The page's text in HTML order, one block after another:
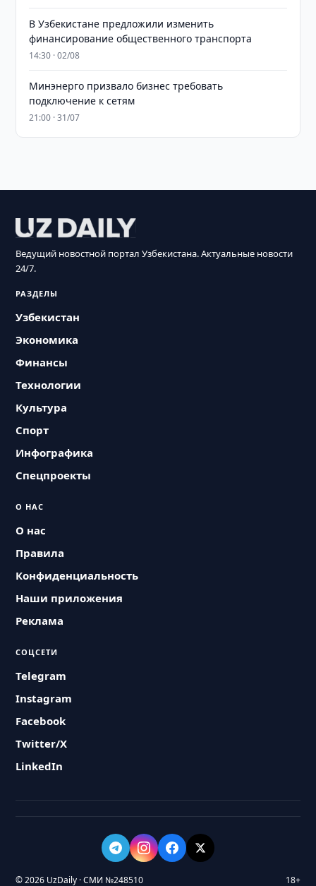
В Узбекистане предложили изменить
финансирование общественного транспорта
14:30 · 02/08
Минэнерго призвало бизнес требовать
подключение к сетям
21:00 · 31/07
Ведущий новостной портал Узбекистана. Актуальные новости
24/7.
РАЗДЕЛЫ
Узбекистан
Экономика
Финансы
Технологии
Культура
Спорт
Инфографика
Спецпроекты
О НАС
О нас
Правила
Конфиденциальность
Наши приложения
Реклама
СОЦСЕТИ
Telegram
Instagram
Facebook
Twitter/X
LinkedIn
© 2026 UzDaily · СМИ №248510 18+